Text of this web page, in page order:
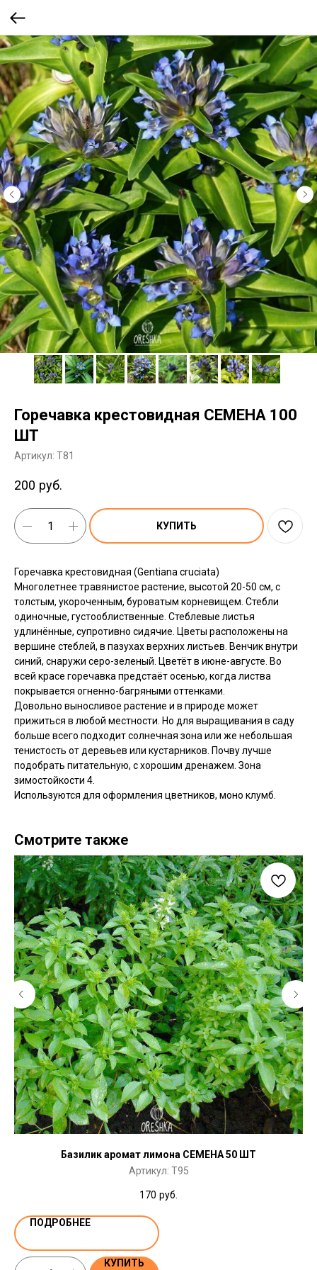
Горечавка крестовидная СЕМЕНА 100
ШТ
Артикул: T81
200 руб.
КУПИТЬ
Горечавка крестовидная (Gentiana cruciata)
Многолетнее травянистое растение, высотой 20-50 см, с
толстым, укороченным, буроватым корневищем. Стебли
одиночные, густооблиственные. Стеблевые листья
удлинённые, супротивно сидячие. Цветы расположены на
вершине стеблей, в пазухах верхних листьев. Венчик внутри
синий, снаружи серо-зеленый. Цветёт в июне-августе. Во
всей красе горечавка предстаёт осенью, когда листва
покрывается огненно-багряными оттенками.
Довольно выносливое растение и в природе может
прижиться в любой местности. Но для выращивания в саду
больше всего подходит солнечная зона или же небольшая
тенистость от деревьев или кустарников. Почву лучше
подобрать питательную, с хорошим дренажем. Зона
зимостойкости 4.
Используются для оформления цветников, моно клумб.
Смотрите также
Базилик аромат лимона СЕМЕНА 50 ШТ
Артикул: T95
170 руб.
ПОДРОБНЕЕ
КУПИТЬ